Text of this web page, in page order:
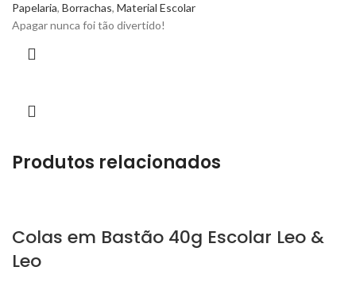
Papelaria, Borrachas, Material Escolar
Apagar nunca foi tão divertido!
Produtos relacionados
Colas em Bastão 40g Escolar Leo &
Leo